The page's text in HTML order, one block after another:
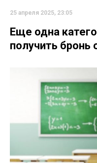
25 апреля 2025, 23:05
Еще одна
получить бронь